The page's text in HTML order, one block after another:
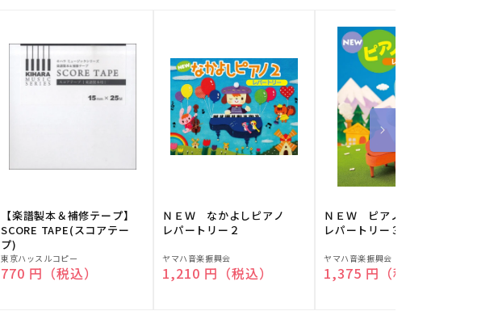
【楽譜製本＆補修テープ】
SCORE TAPE(スコアテー
プ)
販
売
東京ハッスルコピー
通常価格
770 円（税込）
ＮＥＷ なかよしピアノ
レパートリー２
販
売
ヤマハ音楽振興会
通常価格
1,210 円（税込）
ＮＥＷ ピアノスタディ
レパートリー３
販
売
ヤマハ音楽振興会
通常価格
1,375 円（税込）